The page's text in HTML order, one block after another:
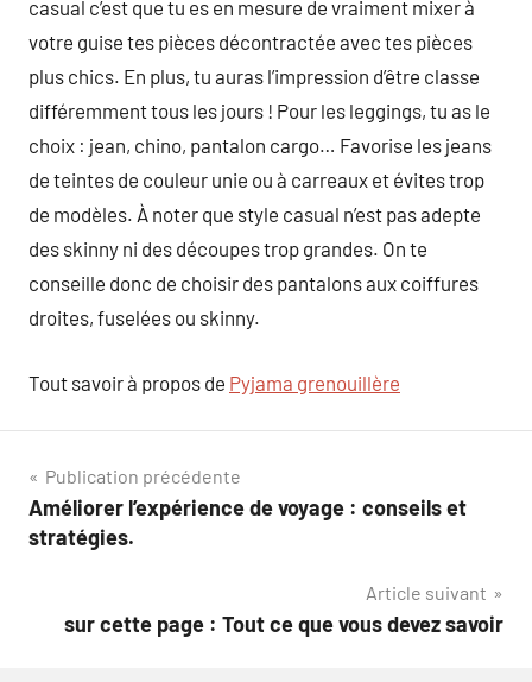
casual c’est que tu es en mesure de vraiment mixer à
votre guise tes pièces décontractée avec tes pièces
plus chics. En plus, tu auras l’impression d’être classe
différemment tous les jours ! Pour les leggings, tu as le
choix : jean, chino, pantalon cargo… Favorise les jeans
de teintes de couleur unie ou à carreaux et évites trop
de modèles. À noter que style casual n’est pas adepte
des skinny ni des découpes trop grandes. On te
conseille donc de choisir des pantalons aux coiffures
droites, fuselées ou skinny.
Tout savoir à propos de Pyjama grenouillère
Navigation
de
Publication précédente
Améliorer l’expérience de voyage : conseils et
stratégies.
Article suivant
sur cette page : Tout ce que vous devez savoir